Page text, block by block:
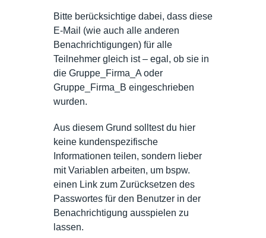
Bitte berücksichtige dabei, dass diese
E-Mail (wie auch alle anderen
Benachrichtigungen) für alle
Teilnehmer gleich ist – egal, ob sie in
die Gruppe_Firma_A oder
Gruppe_Firma_B eingeschrieben
wurden.
Aus diesem Grund solltest du hier
keine kundenspezifische
Informationen teilen, sondern lieber
mit Variablen arbeiten, um bspw.
einen Link zum Zurücksetzen des
Passwortes für den Benutzer in der
Benachrichtigung ausspielen zu
lassen.